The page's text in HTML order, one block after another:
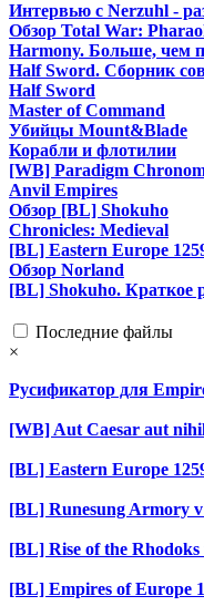
Интервью с Nerzuhl -
Обзор Total War:
Harmony. Больше, чем
Half Sword. Сборник
Half Sword
Master of Command
Убийцы Mount&Blade
Корабли и флотилии
[WB] Paradigm
Anvil Empires
Обзор [BL] Shokuho
Chronicles: Medieval
[BL] Eastern Europe
Обзор Norland
[BL] Shokuho. Краткое
Последние файлы
×
Русификатор для
[WB] Aut Caesar aut
[BL] Eastern Europe
[BL] Runesung Armory
[BL] Rise of the Rhodoks
[BL] Empires of Europe